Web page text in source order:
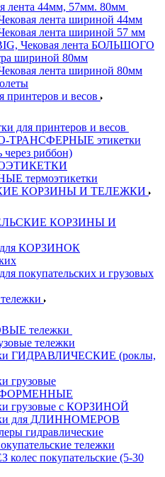
лента 44мм, 57мм. 80мм
лента шириной 44мм
лента шириной 57 мм
Чековая лента БОЛЬШОГО
шириной 80мм
лента шириной 80мм
принтеров и весов
для принтеров и весов
ТРАНСФЕРНЫЕ этикетки
через риббон)
термоэтикетки
КОРЗИНЫ И ТЕЛЕЖКИ
КОРЗИНЫ И
для КОРЗИНОК
покупательских и грузовых
тележки
тележки
ГИДРАВЛИЧЕСКИЕ (роклы,
грузовые
грузовые с КОРЗИНОЙ
для ДЛИННОМЕРОВ
гидравлические
тележки
колес покупательские (5-30